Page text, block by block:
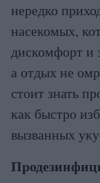
нередко
насекомых,
дискомфорт и
а отдых не
стоит знать
как быстро
вызванных